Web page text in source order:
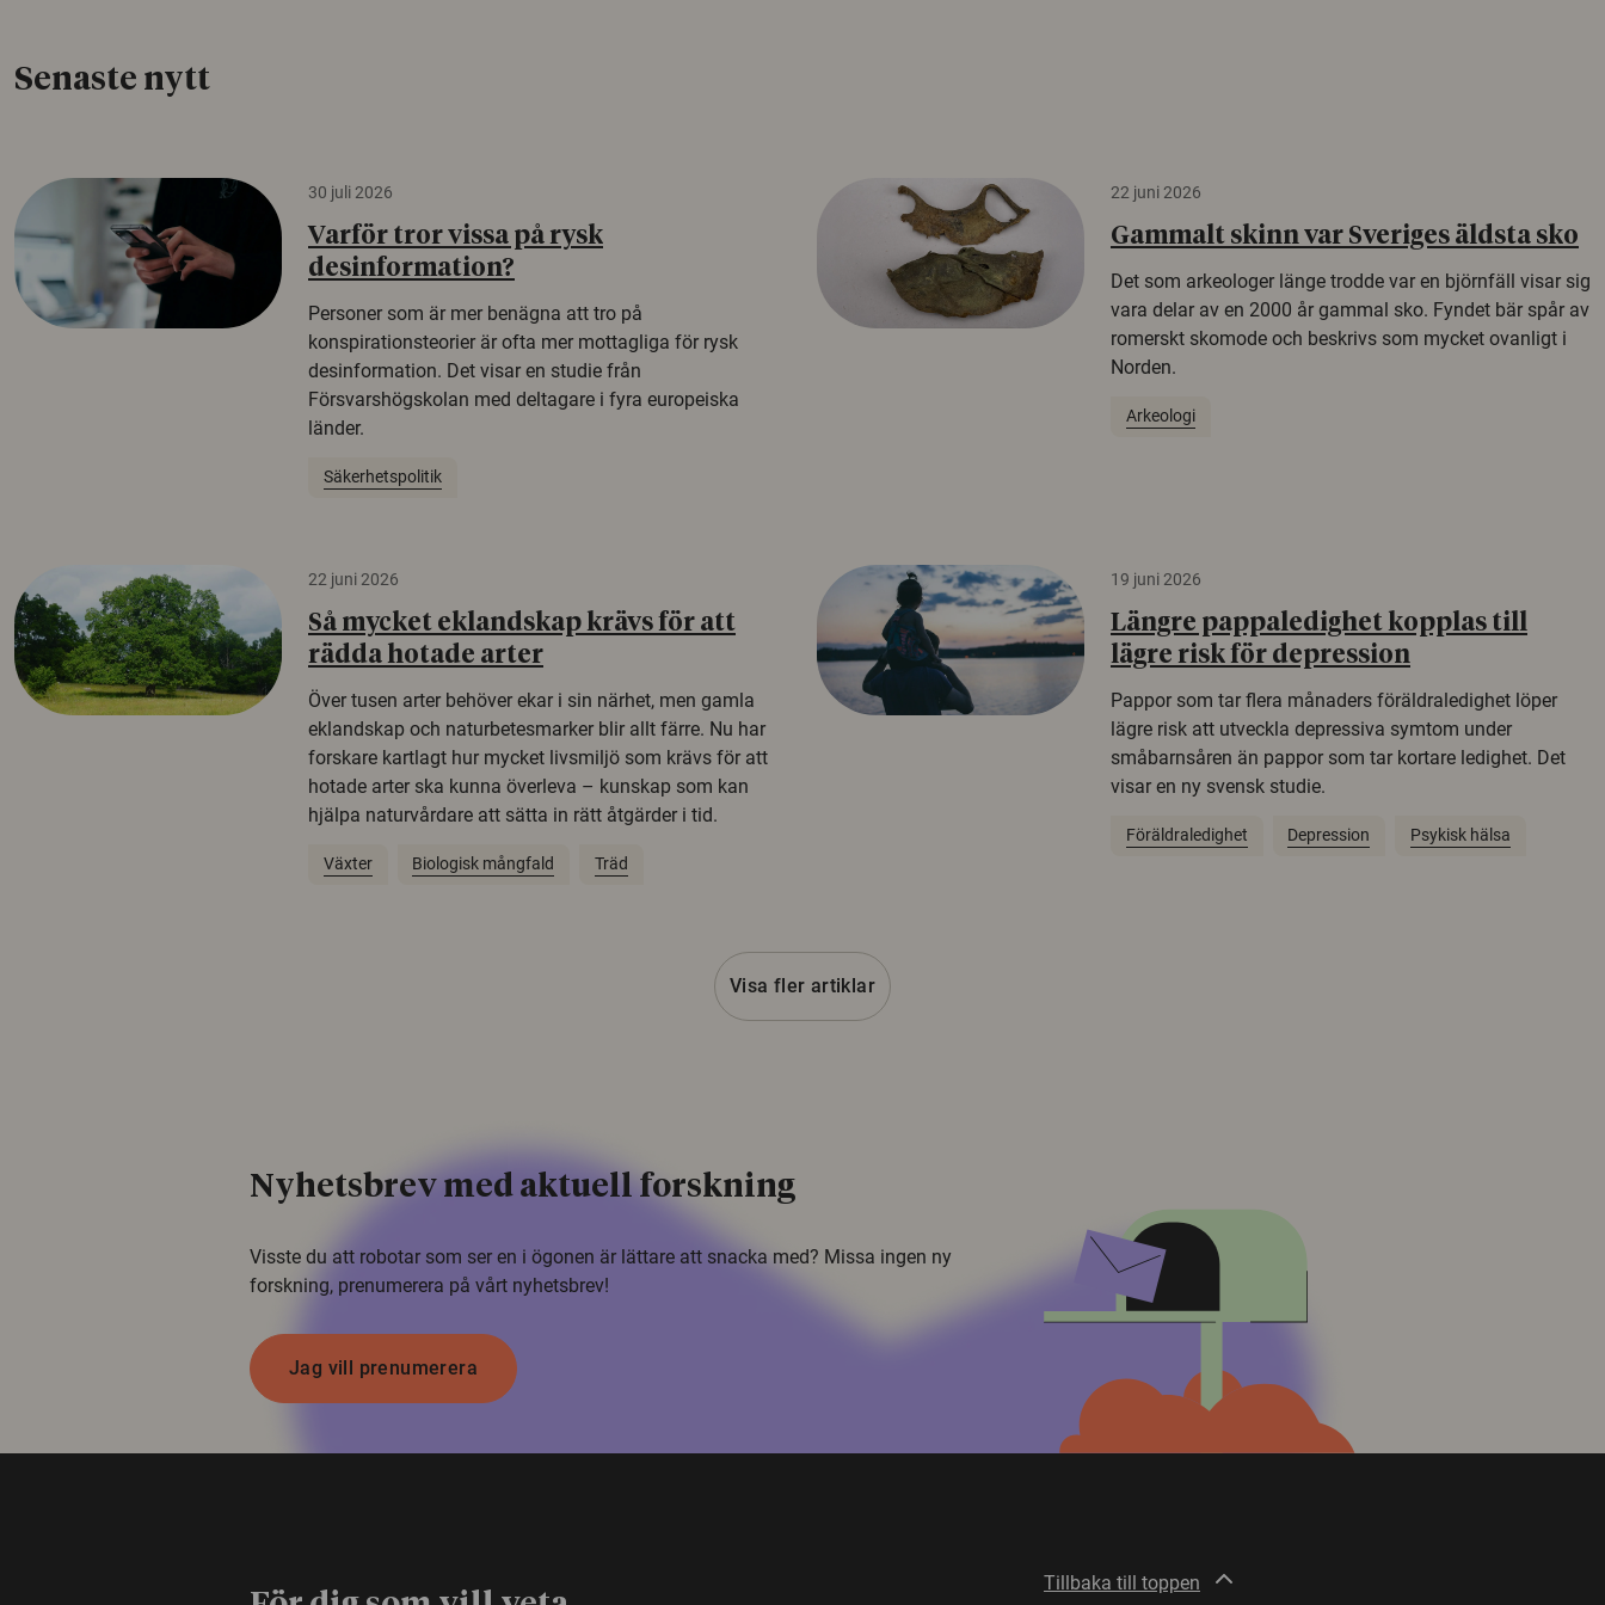
Senaste nytt
30 juli 2026
Varför tror vissa på rysk
desinformation?
Personer som är mer benägna att tro på
konspirationsteorier är ofta mer mottagliga för rysk
desinformation. Det visar en studie från
Försvarshögskolan med deltagare i fyra europeiska
länder.
Säkerhetspolitik
22 juni 2026
Gammalt skinn var Sveriges äldsta sko
Det som arkeologer länge trodde var en björnfäll visar sig
vara delar av en 2000 år gammal sko. Fyndet bär spår av
romerskt skomode och beskrivs som mycket ovanligt i
Norden.
Arkeologi
22 juni 2026
Så mycket eklandskap krävs för att
rädda hotade arter
Över tusen arter behöver ekar i sin närhet, men gamla
eklandskap och naturbetesmarker blir allt färre. Nu har
forskare kartlagt hur mycket livsmiljö som krävs för att
hotade arter ska kunna överleva – kunskap som kan
hjälpa naturvårdare att sätta in rätt åtgärder i tid.
Växter Biologisk mångfald Träd
19 juni 2026
Längre pappaledighet kopplas till
lägre risk för depression
Pappor som tar flera månaders föräldraledighet löper
lägre risk att utveckla depressiva symtom under
småbarnsåren än pappor som tar kortare ledighet. Det
visar en ny svensk studie.
Föräldraledighet Depression Psykisk hälsa
Visa fler artiklar
Nyhetsbrev med aktuell forskning
Visste du att robotar som ser en i ögonen är lättare att snacka med? Missa ingen ny
forskning, prenumerera på vårt nyhetsbrev!
Jag vill prenumerera
Tillbaka till toppen